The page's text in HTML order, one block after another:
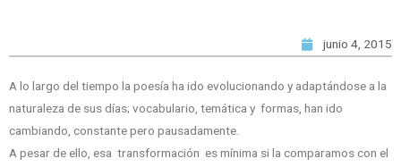
junio 4, 2015
A lo largo del tiempo la poesía ha ido evolucionando y adaptándose a la
naturaleza de sus días; vocabulario, temática y formas, han ido
cambiando, constante pero pausadamente.
A pesar de ello, esa transformación es mínima si la comparamos con el